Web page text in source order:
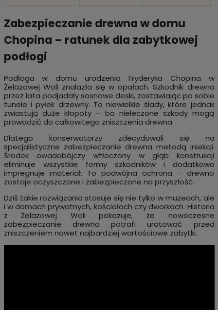
Zabezpieczanie drewna w domu
Chopina – ratunek dla zabytkowej
podłogi
Podłoga w domu urodzenia Fryderyka Chopina w
Żelazowej Woli znalazła się w opałach. Szkodnik drewna
przez lata podjadały sosnowe deski, zostawiając po sobie
tunele i pyłek drzewny. To niewielkie ślady, które jednak
zwiastują duże kłopoty – bo nieleczone szkody mogą
prowadzić do całkowitego zniszczenia drewna.
Dlatego konserwatorzy zdecydowali się na
specjalistyczne zabezpieczanie drewna metodą iniekcji.
Środek owadobójczy wtłoczony w głąb konstrukcji
eliminuje wszystkie formy szkodników i dodatkowo
impregnuje materiał. To podwójna ochrona – drewno
zostaje oczyszczone i zabezpieczone na przyszłość.
Dziś takie rozwiązania stosuje się nie tylko w muzeach, ale
i w domach prywatnych, kościołach czy dworkach. Historia
z Żelazowej Woli pokazuje, że nowoczesne
zabezpieczanie drewna potrafi uratować przed
zniszczeniem nawet najbardziej wartościowe zabytki.